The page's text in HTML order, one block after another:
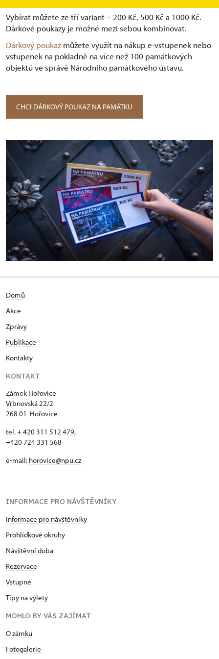
Vybírat můžete ze tří variant –⁠ 200 Kč, 500 Kč a 1000 Kč.
Dárkové poukazy je možné mezi sebou kombinovat.
Dárkový poukaz můžete využít na nákup e-vstupenek nebo
vstupenek na pokladně na více než 100 památkových
objektů ve správě Národního památkového ústavu.
CHCI DÁRKOVÝ POUKAZ NA PAMÁTKU
Domů
Akce
Zprávy
Publikace
Kontakty
KONTAKT
Zámek Hořovice
Vrbnovská 22/2
268 01 Hořovice
tel. + 420 311 512 479,
+420 724 331 568
e-mail: horovice@npu.cz
INFORMACE PRO NÁVŠTĚVNÍKY
Informace pro návštěvníky
Prohlídkové okruhy
Návštěvní doba
Rezervace
Vstupné
Tipy na výlety
MOHLO BY VÁS ZAJÍMAT
O zámku
Fotogalerie